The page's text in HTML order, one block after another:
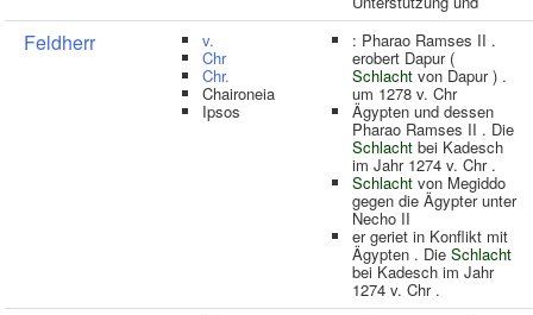
Feldherr v.
Chr
Chr.
Chaironeia
Ipsos
: Pharao Ramses II .
erobert Dapur (
Schlacht von Dapur ) .
um 1278 v. Chr
Ägypten und dessen
Pharao Ramses II . Die
Schlacht bei Kadesch
im Jahr 1274 v. Chr .
Schlacht von Megiddo
gegen die Ägypter unter
Necho II
er geriet in Konflikt mit
Ägypten . Die Schlacht
bei Kadesch im Jahr
1274 v. Chr .